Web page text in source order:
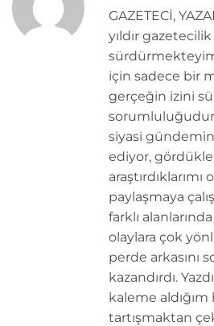
GAZETECİ,
yıldır
için sadece bir
gerçeğin izini
sorumluluğudur.
siyasi
ediyor,
paylaşmaya
farklı
olaylara çok
perde arkasını
kazandırdı.
kaleme
tartışmaktan